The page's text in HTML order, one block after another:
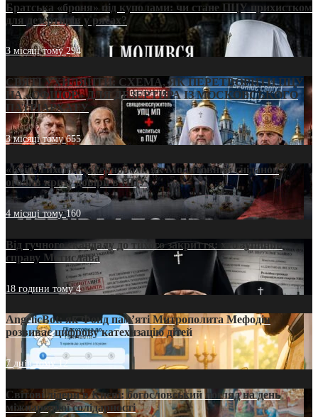
Братська «броня» під куполами: чи стане ПЦУ прихистком
для дезертирів у рясах?
3 місяці тому294
СВЯТІ УХИЛЯНТИ: СХЕМА, ЯК ПЕРЕТВОРИТИ ПЦУ
НА «ОФШОР» ДЛЯ ДЕЗЕРТИРА ІЗ МОСКОВСЬКОГО
ПАТРІАРХАТУ
3 місяці тому655
«Кейс Тихона» у Тернополі: як Молитовний сніданок
оголив кризу довіри в ПЦУ
4 місяці тому160
Від гучного скандалу до тихого закриття: хто зупинив
справу Мстислава
18 години тому4
AngelicBot: як Фонд пам’яті Митрополита Мефодія
розвиває цифрову катехизацію дітей
7 днів тому12
Світові лідери в Києві: богословський погляд на день
міжнародної солідарності